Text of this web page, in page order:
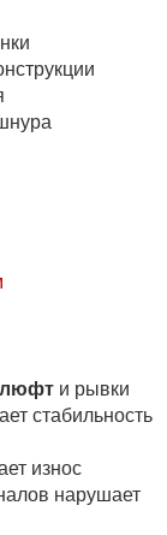
люфт и рывки
стабильность
износ
нарушает